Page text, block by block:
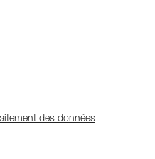
des données